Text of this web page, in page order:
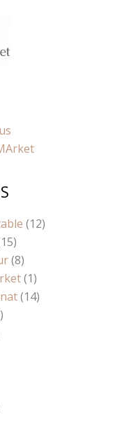
12
15
8
1
14
8